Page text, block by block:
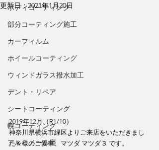
ボディコーティング
部分コーティング施工
カーフィルム
ホイールコーティング
ウィンドガラス撥水加工
デント・リペア
シートコーティング
幌コーティング
アルミノール磨
更新日：2021年1月20日
2019年12月（R1/10）
神奈川県横浜市緑区よりご来店をいただきまし
たＫ様のご愛車、マツダ マツダ３ です。